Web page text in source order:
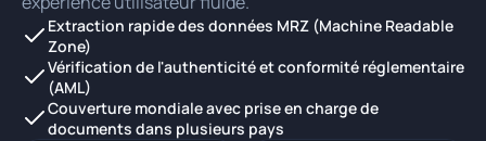
Extraction rapide des données MRZ (Machine Readable
Zone)
Vérification de l'authenticité et conformité réglementaire
(AML)
Couverture mondiale avec prise en charge de
documents dans plusieurs pays